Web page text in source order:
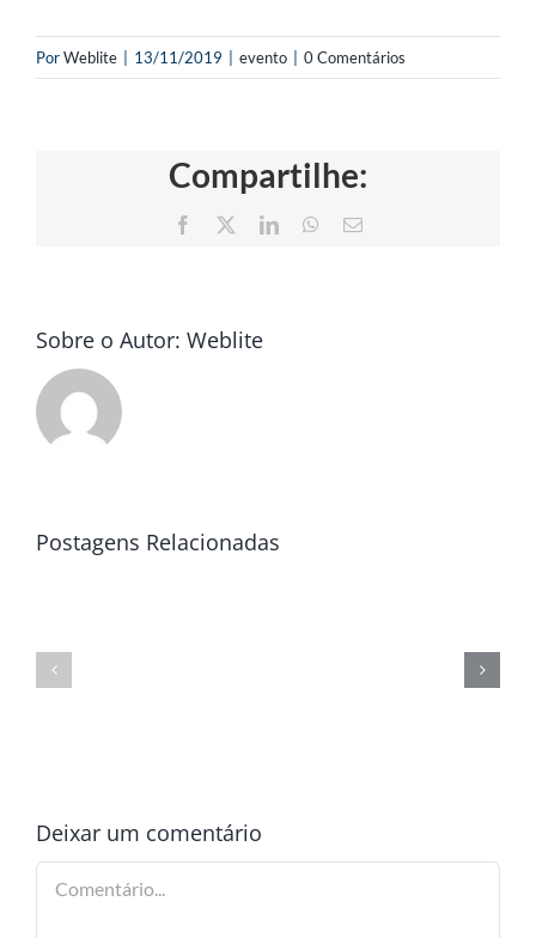
PorWeblite 13/11/2019 evento 0 Comentários
Compartilhe:
Facebook LinkedInWhatsApp
E-
Sobre o Autor: Weblite
Postagens Relacionadas
Deixar um comentário